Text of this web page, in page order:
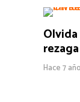
Hace 7